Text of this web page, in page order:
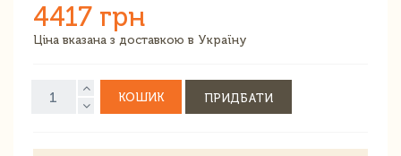
4417 грн
Ціна вказана з доставкою в Україну
КОШИК ПРИДБАТИ